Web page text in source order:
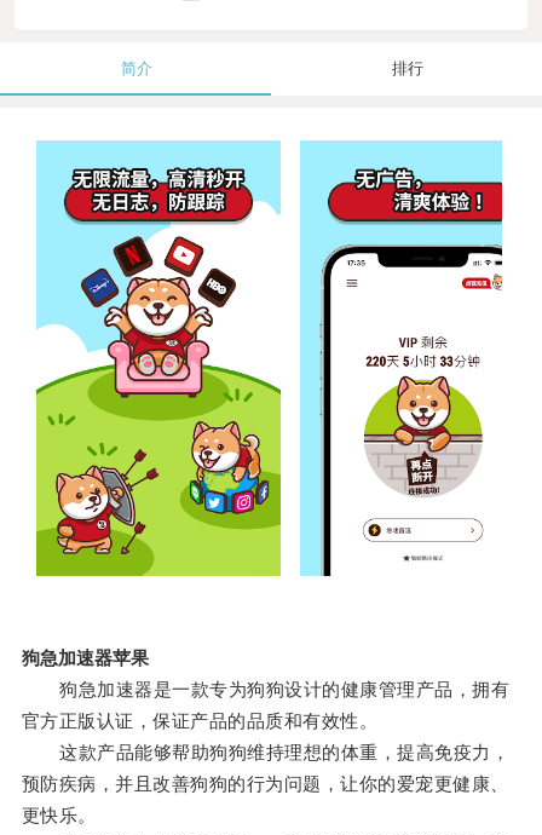
简介 排行
狗急加速器苹果
狗急加速器是一款专为狗狗设计的健康管理产品，拥有
官方正版认证，保证产品的品质和有效性。
这款产品能够帮助狗狗维持理想的体重，提高免疫力，
预防疾病，并且改善狗狗的行为问题，让你的爱宠更健康、
更快乐。